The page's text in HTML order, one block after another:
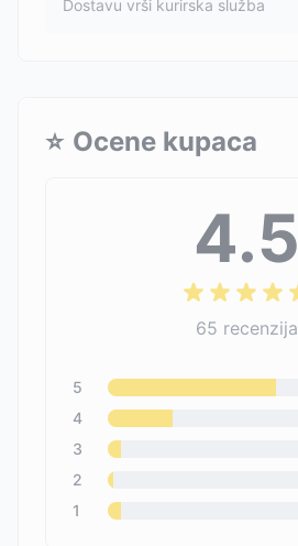
Dostavu vrši kurirska služba
⭐ Ocene kupaca
4.5
65 recenzija
5
4
3
2
1